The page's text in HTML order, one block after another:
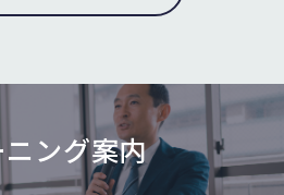
ング案内